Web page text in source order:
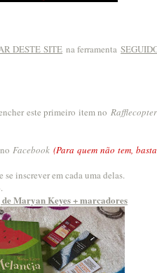
DESTE SITE na ferramenta
este primeiro item no Rafflecopter
Facebook (Para quem não tem,
se inscrever em cada uma delas.
Maryan Keyes + marcadores